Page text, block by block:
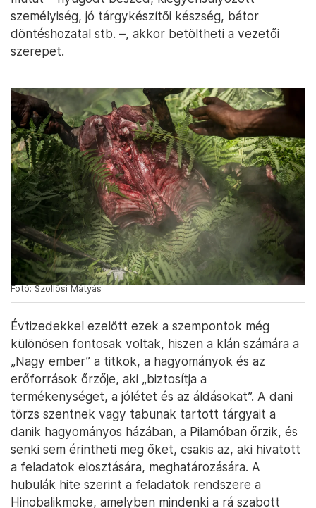
A baliemi törzsek, így természetesen a danik is, a
mai napig a „Nagy ember” általi vezetésben hisznek,
azazhogy egyetlen valakinek, a legrátermettebb
adottságai alapján választják ki – ahhoz, hogy valaki
végül egy klán vezetője legyen, meg kell felelnie
bizonyos, szigorú kritériumoknak, vagyis egész
növekedési, fejlődési időszaka alatt figyelik,
vizsgálják. Ha egy gyerek, adott esetben a klán
vezetőjének gyereke, vezetői tulajdonságokat
mutat – nyugodt beszéd, kiegyensúlyozott
személyiség, jó tárgykészítői készség, bátor
döntéshozatal stb. –, akkor betöltheti a vezetői
szerepet.
Fotó: Szöllősi Mátyás